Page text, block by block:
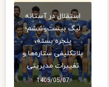
استقلال در آستانه
لیگ بیست‌وششم؛
پنجره بسته،
بلاتکلیفی ستاره‌ها و
تغییرات مدیریتی
1405/05/07